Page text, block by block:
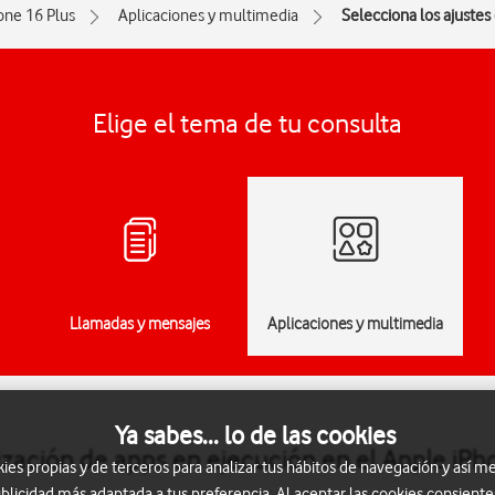
16 Plus Aplicaciones y multimedia Selecciona los
Elige el tema de tu consulta
Llamadas y mensajes Aplicaciones y multimedia
de apps en ejecución en el Apple
Ya sabes... lo de las cookies
propias y de terceros para analizar tus hábitos de navegación y así